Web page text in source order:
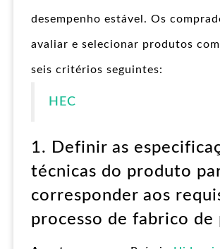
desempenho estável. Os
avaliar e selecionar produtos
seis critérios seguintes:
HEC
1. Definir as
técnicas do produto
corresponder aos
processo de fabrico de